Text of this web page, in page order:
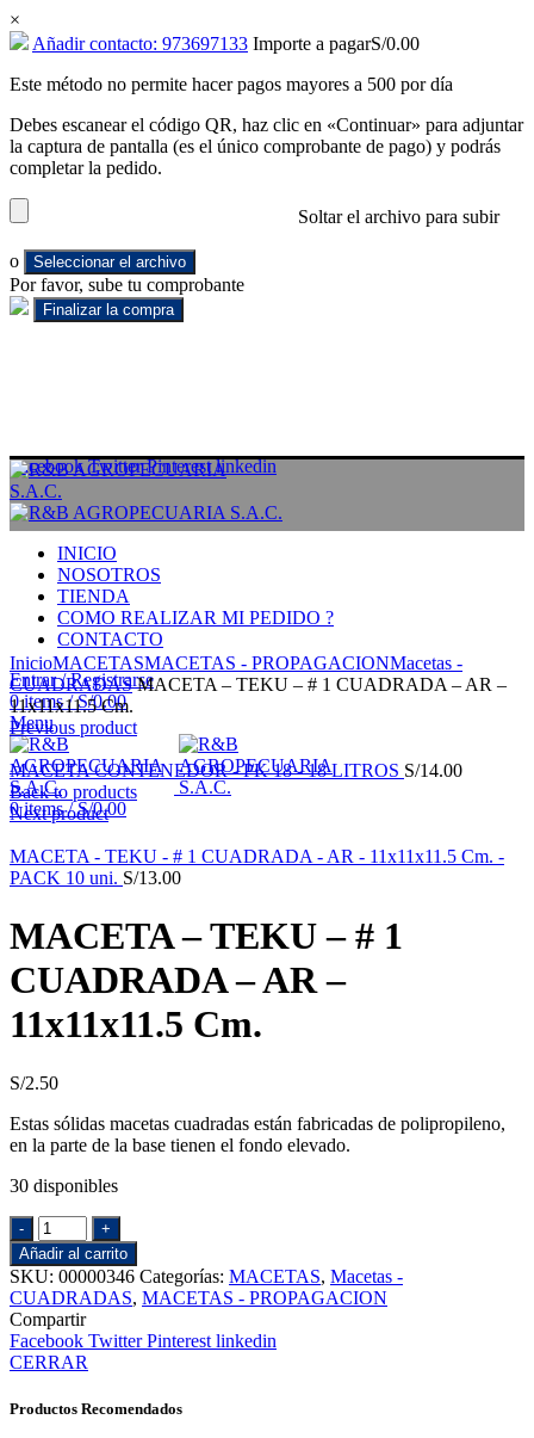
×
Añadir contacto: 973697133 Importe a pagarS/0.00
Este método no permite hacer pagos mayores a 500 por día
Debes escanear el código QR, haz clic en «Continuar» para adjuntar
la captura de pantalla (es el único comprobante de pago) y podrás
completar la pedido.
Soltar el archivo para subir
o Seleccionar el archivo
Por favor, sube tu comprobante
Facebook Twitter Pinterest linkedin
INICIO
NOSOTROS
TIENDA
COMO REALIZAR MI PEDIDO ?
CONTACTO
Entrar / Registrarse
0items / S/0.00
Menu
0items / S/0.00
Click to enlarge
InicioMACETASMACETAS - PROPAGACIONMacetas -
CUADRADASMACETA – TEKU – # 1 CUADRADA – AR –
11x11x11.5 Cm.
Previous product
MACETA CONTENEDOR - PK 18 - 18 LITROS S/14.00
Back to products
Next product
MACETA - TEKU - # 1 CUADRADA - AR - 11x11x11.5 Cm. -
PACK 10 uni. S/13.00
MACETA – TEKU – # 1
CUADRADA – AR –
11x11x11.5 Cm.
S/2.50
Estas sólidas macetas cuadradas están fabricadas de polipropileno,
en la parte de la base tienen el fondo elevado.
30 disponibles
MACETA
-
TEKU
-
#
1
CUADRADA
-
-
Añadir al carrito
SKU: 00000346 Categorías: MACETAS, Macetas -
CUADRADAS, MACETAS - PROPAGACION
Compartir
Facebook Twitter Pinterest linkedin
CERRAR
Productos Recomendados